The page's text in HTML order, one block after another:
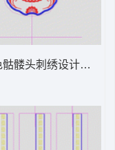
骷髅头刺绣设计图 骷髅